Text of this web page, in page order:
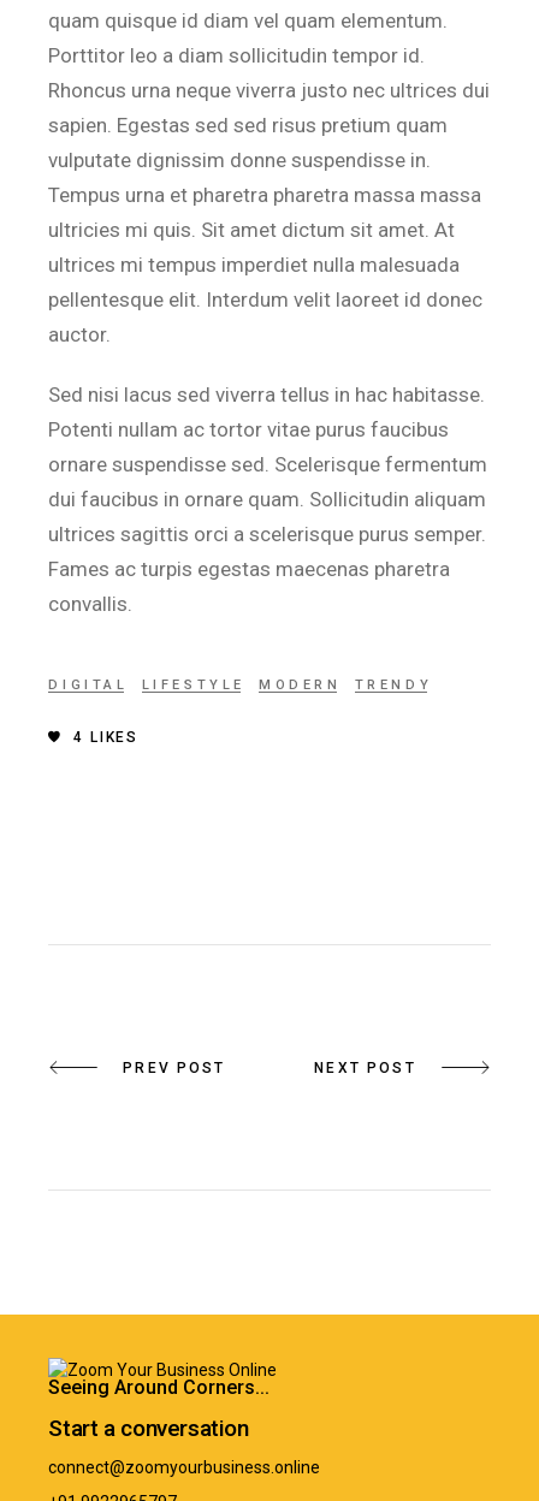
quam quisque id diam vel quam elementum.
Porttitor leo a diam sollicitudin tempor id.
Rhoncus urna neque viverra justo nec ultrices dui
sapien. Egestas sed sed risus pretium quam
vulputate dignissim donne suspendisse in.
Tempus urna et pharetra pharetra massa massa
ultricies mi quis. Sit amet dictum sit amet. At
ultrices mi tempus imperdiet nulla malesuada
pellentesque elit. Interdum velit laoreet id donec
auctor.
Sed nisi lacus sed viverra tellus in hac habitasse.
Potenti nullam ac tortor vitae purus faucibus
ornare suspendisse sed. Scelerisque fermentum
dui faucibus in ornare quam. Sollicitudin aliquam
ultrices sagittis orci a scelerisque purus semper.
Fames ac turpis egestas maecenas pharetra
convallis.
DIGITAL LIFESTYLE MODERN TRENDY
4 LIKES
PREV POST NEXT POST
Seeing Around Corners...
Start a conversation
connect@zoomyourbusiness.online